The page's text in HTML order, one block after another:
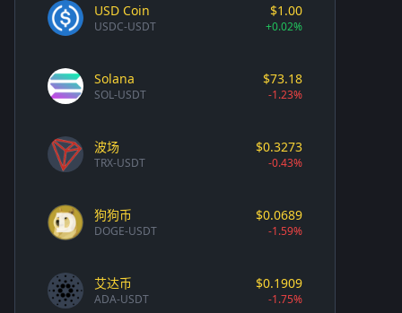
USD Coin
USDC-USDT
$1.00
+0.02%
Solana
SOL-USDT
$73.18
-1.23%
波场
TRX-USDT
$0.3273
-0.43%
狗狗币
DOGE-USDT
$0.0689
-1.59%
艾达币
ADA-USDT
$0.1909
-1.75%